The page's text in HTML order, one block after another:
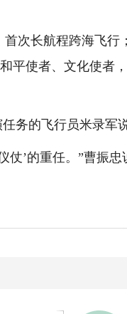
次长航程跨海飞行
使者、文化使者
务的飞行员米录军说
’的重任。”曹振忠